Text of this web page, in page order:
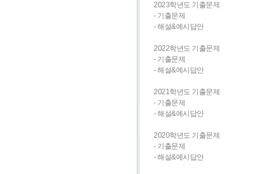
2023학년도 기출문제
- 기출문제
- 해설&예시답안
2022학년도 기출문제
- 기출문제
- 해설&예시답안
2021학년도 기출문제
- 기출문제
- 해설&예시답안
2020학년도 기출문제
- 기출문제
- 해설&예시답안